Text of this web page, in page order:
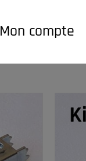
Mon compte